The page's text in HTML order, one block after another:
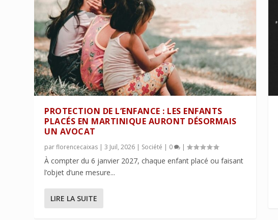
PROTECTION DE L’ENFANCE : LES ENFANTS
PLACÉS EN MARTINIQUE AURONT DÉSORMAIS
UN AVOCAT
parflorencecaixas |3 Juil, 2026 | Société | 0 |
À compter du 6 janvier 2027, chaque enfant placé ou faisant
l’objet d’une mesure...
LIRE LA SUITE